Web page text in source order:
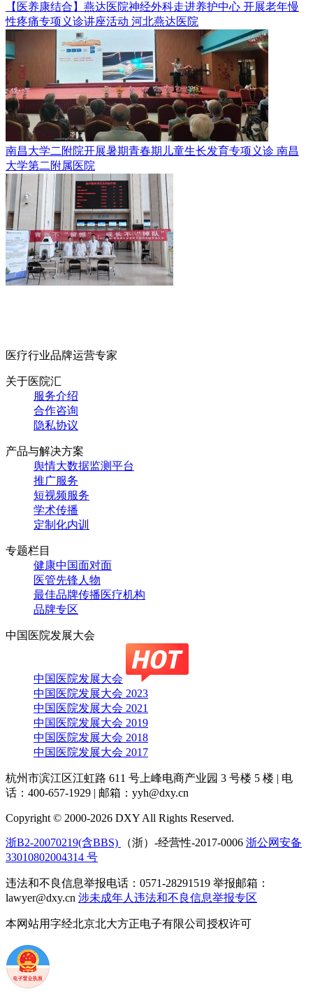
【医养康结合】燕达医院神经外科走进养护中心 开展老年慢
性疼痛专项义诊讲座活动 河北燕达医院
南昌大学二附院开展暑期青春期儿童生长发育专项义诊 南昌
大学第二附属医院
医疗行业品牌运营专家
关于医院汇
服务介绍
合作咨询
隐私协议
产品与解决方案
舆情大数据监测平台
推广服务
短视频服务
学术传播
定制化内训
专题栏目
健康中国面对面
医管先锋人物
最佳品牌传播医疗机构
品牌专区
中国医院发展大会
中国医院发展大会
中国医院发展大会 2023
中国医院发展大会 2021
中国医院发展大会 2019
中国医院发展大会 2018
中国医院发展大会 2017
杭州市滨江区江虹路 611 号上峰电商产业园 3 号楼 5 楼 | 电
话：400-657-1929 | 邮箱：yyh@dxy.cn
Copyright © 2000-2026 DXY All Rights Reserved.
浙B2-20070219(含BBS) （浙）-经营性-2017-0006 浙公网安备
33010802004314 号
违法和不良信息举报电话：0571-28291519 举报邮箱：
lawyer@dxy.cn 涉未成年人违法和不良信息举报专区
本网站用字经北京北大方正电子有限公司授权许可